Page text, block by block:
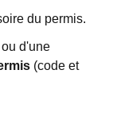
du permis.
d'une
(code et